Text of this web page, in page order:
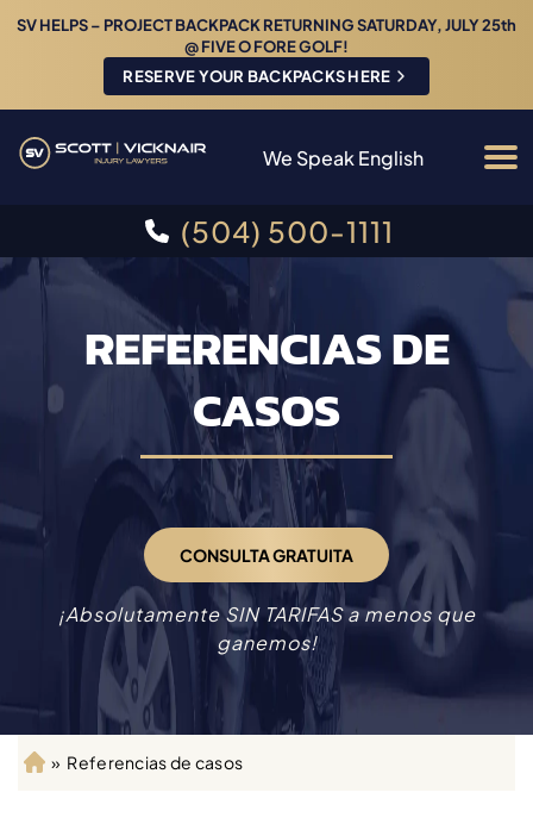
SV HELPS – PROJECT BACKPACK RETURNING SATURDAY, JULY 25th
@ FIVE O FORE GOLF!
RESERVE YOUR BACKPACKS HERE
We Speak English
(504) 500-1111
REFERENCIAS DE
CASOS
CONSULTA GRATUITA
¡Absolutamente SIN TARIFAS a menos que
ganemos!
Ini » Referencias de casos